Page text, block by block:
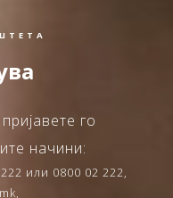
го
начини:
или 0800 02 222,